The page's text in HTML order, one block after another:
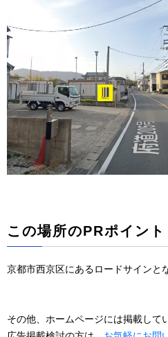
この場所のPRポイント
京都市西京区にあるロードサインと
その他、ホームページには掲載して